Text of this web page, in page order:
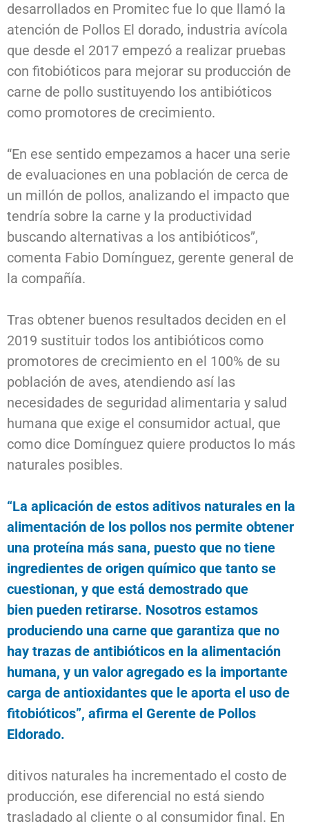
desarrollados en Promitec fue lo que llamó la
atención de Pollos El dorado, industria avícola
que desde el 2017 empezó a realizar pruebas
con fitobióticos para mejorar su producción de
carne de pollo sustituyendo los antibióticos
como promotores de crecimiento.
“En ese sentido empezamos a hacer una serie
de evaluaciones en una población de cerca de
un millón de pollos, analizando el impacto que
tendría sobre la carne y la productividad
buscando alternativas a los antibióticos”,
comenta Fabio Domínguez, gerente general de
la compañía.
Tras obtener buenos resultados deciden en el
2019 sustituir todos los antibióticos como
promotores de crecimiento en el 100% de su
población de aves, atendiendo así las
necesidades de seguridad alimentaria y salud
humana que exige el consumidor actual, que
como dice Domínguez quiere productos lo más
naturales posibles.
“La aplicación de estos aditivos naturales en la
alimentación de los pollos nos permite obtener
una proteína más sana, puesto que no tiene
ingredientes de origen químico que tanto se
cuestionan, y que está demostrado que
bien pueden retirarse. Nosotros estamos
produciendo una carne que garantiza que no
hay trazas de antibióticos en la alimentación
humana, y un valor agregado es la importante
carga de antioxidantes que le aporta el uso de
fitobióticos”, afirma el Gerente de Pollos
Eldorado.
ditivos naturales ha incrementado el costo de
producción, ese diferencial no está siendo
trasladado al cliente o al consumidor final. En